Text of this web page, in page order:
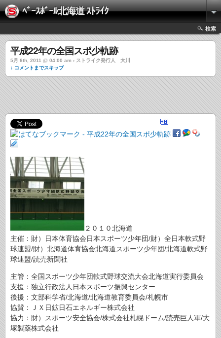
ﾍﾞｰｽﾎﾞｰﾙ北海道 ｽﾄﾗｲｸ
検索
平成22年の全国スポ少軌跡
5月 6th, 2011 @ 04:00 am › ストライク発行人 大川
↓ コメントまでスキップ
２０１０北海道
主催：財）日本体育協会日本スポーツ少年団/財）全日本軟式野
球連盟/財）北海道体育協会北海道スポーツ少年団/北海道軟式野
球連盟/読売新聞社
主管：全国スポーツ少年団軟式野球交流大会北海道実行委員会
支援：独立行政法人日本スポーツ振興センター
後援：文部科学省/北海道/北海道教育委員会/札幌市
協賛：ＪＸ日鉱日石エネルギー株式会社
協力：財）スポーツ安全協会/株式会社札幌ドーム/読売巨人軍/大
塚製薬株式会社